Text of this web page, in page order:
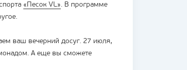
«Песок VL». В программе
ваш вечерний досуг. 27 июля,
А еще вы сможете